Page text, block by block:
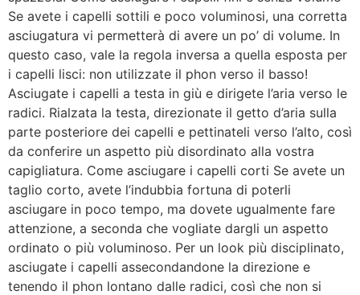
Se avete i capelli sottili e poco voluminosi, una corretta
asciugatura vi permetterà di avere un po’ di volume. In
questo caso, vale la regola inversa a quella esposta per
i capelli lisci: non utilizzate il phon verso il basso!
Asciugate i capelli a testa in giù e dirigete l’aria verso le
radici. Rialzata la testa, direzionate il getto d’aria sulla
parte posteriore dei capelli e pettinateli verso l’alto, così
da conferire un aspetto più disordinato alla vostra
capigliatura. Come asciugare i capelli corti Se avete un
taglio corto, avete l’indubbia fortuna di poterli
asciugare in poco tempo, ma dovete ugualmente fare
attenzione, a seconda che vogliate dargli un aspetto
ordinato o più voluminoso. Per un look più disciplinato,
asciugate i capelli assecondandone la direzione e
tenendo il phon lontano dalle radici, così che non si